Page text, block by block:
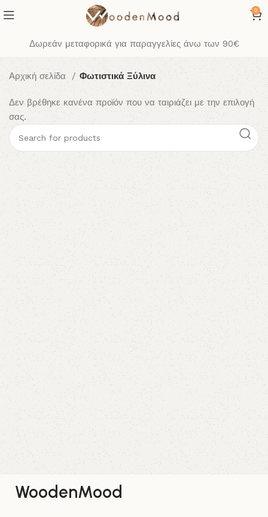
0
Δωρεάν μεταφορικά για παραγγελίες άνω των 90€
Αρχική σελίδα Φωτιστικά Ξύλινα
Δεν βρέθηκε κανένα προϊόν που να ταιριάζει με την επιλογή
σας.
WoodenMood